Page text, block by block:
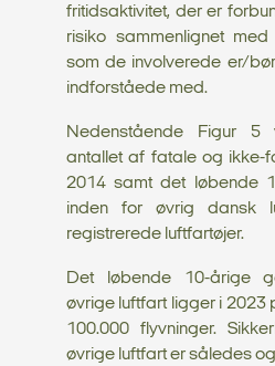
fritidsaktivitet, der er
risiko sammenlignet
som de involverede er/
indforståede med.
Nedenstående Figur 5
antallet af fatale og ikke-
2014 samt det løbende
inden for øvrig dansk
registrerede luftfartøjer.
Det løbende 10-årige
øvrige luftfart ligger i 2023
100.000 flyvninger.
øvrige luftfart er således